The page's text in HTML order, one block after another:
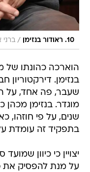
10. ראודור בנזימן / ברני
בנזימן.
שעבר, פה אחד, על
מוגדר. בנזימן
שנים, על פי
בתפקיד זה עומדת
יצויין כי כיוון
על מנת להפסיק את